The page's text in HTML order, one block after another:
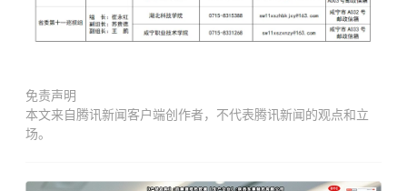
免责声明
本文来自腾讯新闻客户端创作者，不代表腾讯新闻的观点和立
场。